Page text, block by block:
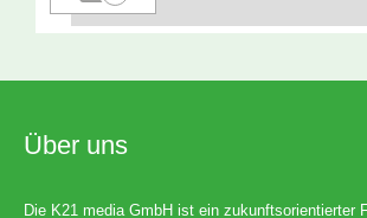
Über uns
Die K21 media GmbH ist ein zukunftsorientierter